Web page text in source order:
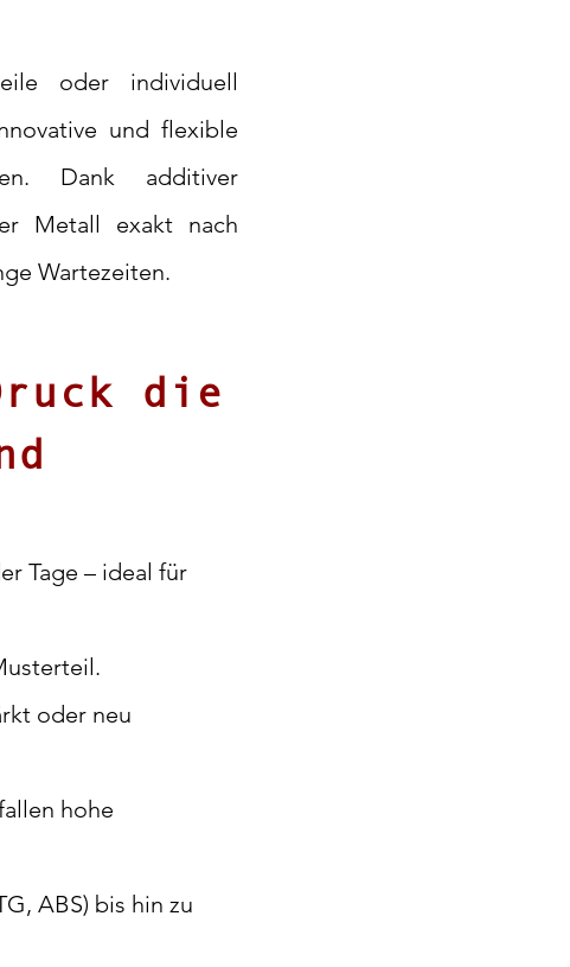
oder individuell
und flexible
Dank additiver
Metall exakt nach
Wartezeiten.
die
Tage – ideal für
oder neu
hohe
ABS) bis hin zu